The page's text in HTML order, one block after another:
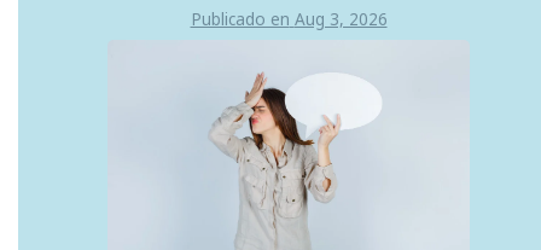
Publicado en Aug 3, 2026